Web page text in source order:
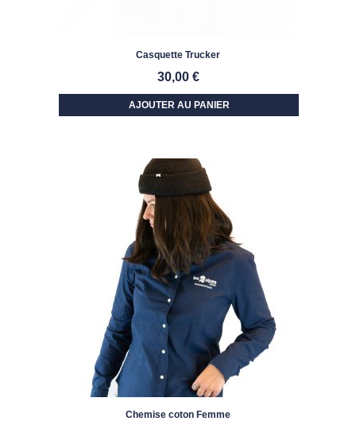
Casquette Trucker
30,00 €
AJOUTER AU PANIER
Chemise coton Femme